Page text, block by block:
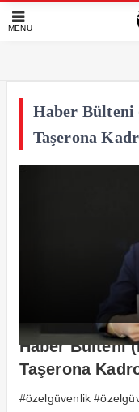
MENÜ
Haber Bülteni
Taşerona
Haber Bülteni
Taşerona
#özelgüvenlik